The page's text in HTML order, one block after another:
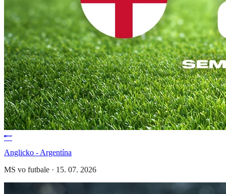
Anglicko - Argentína
MS vo futbale · 15. 07. 2026